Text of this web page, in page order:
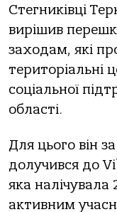
Стегниківці
вирішив
заходам, які
територіальні
соціальної
області.
Для цього він
долучився до
яка налічувала
активним